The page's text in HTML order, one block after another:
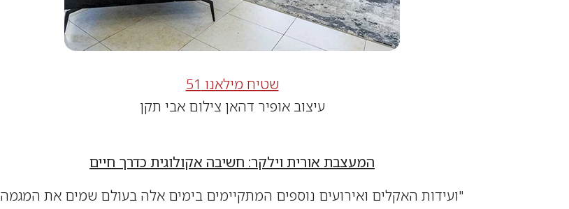
שטיח מילאנו 51
עיצוב אופיר דהאן צילום אבי תקן
המעצבת אורית וילקר: חשיבה אקולוגית כדרך חיים
"ועידות האקלים ואירועים נוספים המתקיימים בימים אלה בעולם שמים את המגמה